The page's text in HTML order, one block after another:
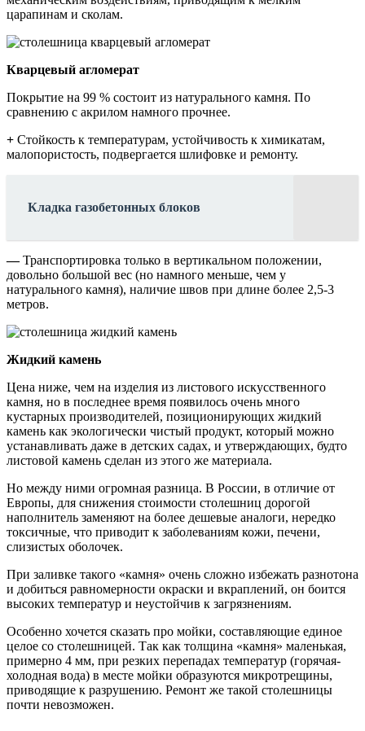
царапинам и сколам.
Кварцевый агломерат
Покрытие на 99 % состоит из натурального камня. По
сравнению с акрилом намного прочнее.
+ Стойкость к температурам, устойчивость к химикатам,
малопористость, подвергается шлифовке и ремонту.
Кладка газобетонных блоков
—Транспортировка только в вертикальном положении,
довольно большой вес (но намного меньше, чем у
натурального камня), наличие швов при длине более 2,5-3
метров.
Жидкий камень
Цена ниже, чем на изделия из листового искусственного
камня, но в последнее время появилось очень много
кустарных производителей, позиционирующих жидкий
камень как экологически чистый продукт, который можно
устанавливать даже в детских садах, и утверждающих, будто
листовой камень сделан из этого же материала.
Но между ними огромная разница. В России, в отличие от
Европы, для снижения стоимости столешниц дорогой
наполнитель заменяют на более дешевые аналоги, нередко
токсичные, что приводит к заболеваниям кожи, печени,
слизистых оболочек.
При заливке такого «камня» очень сложно избежать разнотона
и добиться равномерности окраски и вкраплений, он боится
высоких температур и неустойчив к загрязнениям.
Особенно хочется сказать про мойки, составляющие единое
целое со столешницей. Так как толщина «камня» маленькая,
примерно 4 мм, при резких перепадах температур (горячая-
холодная вода) в месте мойки образуются микротрещины,
приводящие к разрушению. Ремонт же такой столешницы
почти невозможен.